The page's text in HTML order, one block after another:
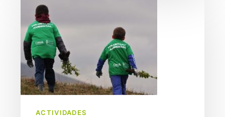
Plan
Provoca
llega
a
Vega
de
ACTIVIDADES